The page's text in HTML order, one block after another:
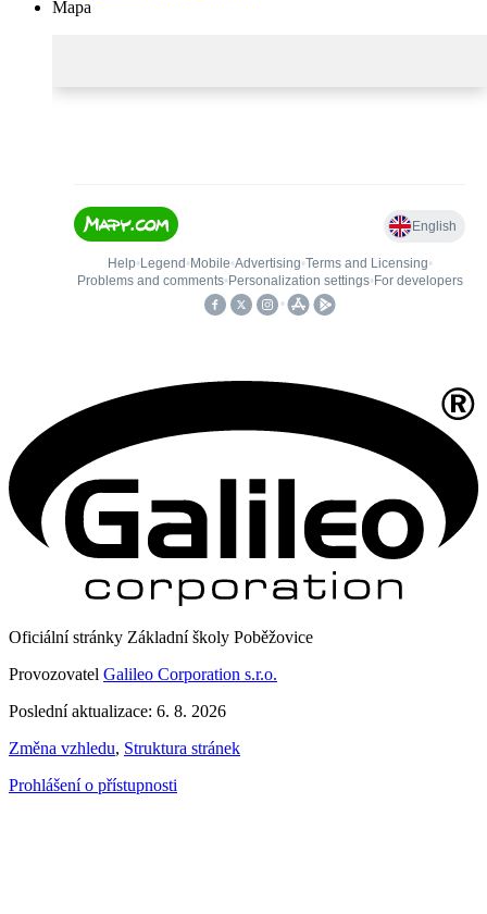
Mapa
Oficiální stránky Základní školy Poběžovice
Provozovatel Galileo Corporation s.r.o.
Poslední aktualizace: 6. 8. 2026
Změna vzhledu, Struktura stránek
Prohlášení o přístupnosti